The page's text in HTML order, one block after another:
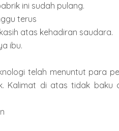
ini sudah pulang.
terus
atas kehadiran saudara.
ibu.
telah menuntut para
Kalimat di atas tidak baku